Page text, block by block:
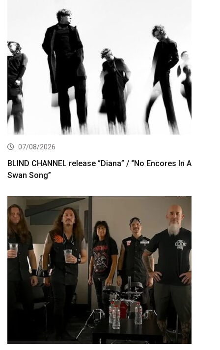
07/08/2026
BLIND CHANNEL release “Diana” / “No Encores In A
Swan Song”